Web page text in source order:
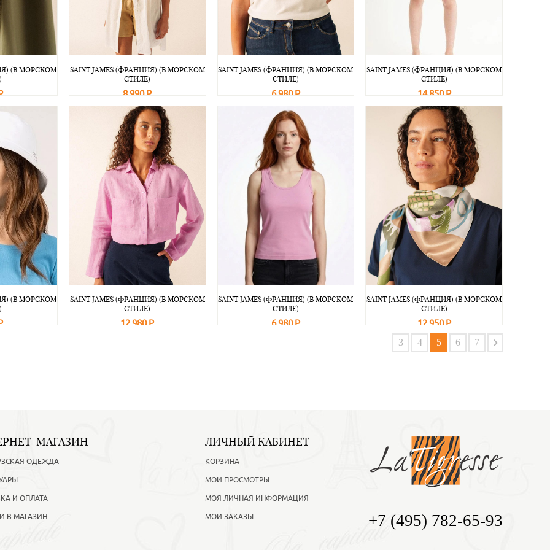
(В МОРСКОМ
Подробнее
SAINT JAMES (ФРАНЦИЯ) (В МОРСКОМ
СТИЛЕ)
8 990 Р
Подробнее
SAINT JAMES (ФРАНЦИЯ) (В МОРСКОМ
СТИЛЕ)
6 980 Р
SAINT JAMES (ФРАНЦИЯ) (В МОРСКОМ
СТИЛЕ)
14 850 Р
В корзину Подробнее
(В МОРСКОМ
SAINT JAMES (ФРАНЦИЯ) (В МОРСКОМ
СТИЛЕ)
12 980 Р
SAINT JAMES (ФРАНЦИЯ) (В МОРСКОМ
СТИЛЕ)
6 980 Р
SAINT JAMES (ФРАНЦИЯ) (В МОРСКОМ
СТИЛЕ)
12 950 Р
В корзину Подробнее
3 4 5 6 7
МАГАЗИН
ОДЕЖДА
И ОПЛАТА
В МАГАЗИН
ЛИЧНЫЙ КАБИНЕТ
КОРЗИНА
МОИ ПРОСМОТРЫ
МОЯ ЛИЧНАЯ ИНФОРМАЦИЯ
МОИ ЗАКАЗЫ
+7 (495) 782-65-93